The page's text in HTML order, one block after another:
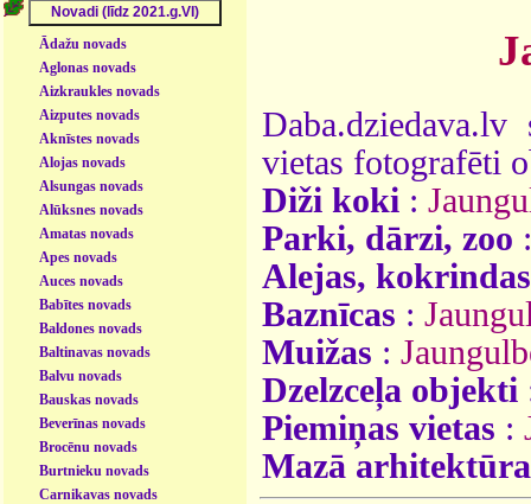
Ādažu novads
Aglonas novads
Aizkraukles novads
Aizputes novads
Aknīstes novads
Alojas novads
Alsungas novads
Alūksnes novads
Amatas novads
Apes novads
Auces novads
Babītes novads
Baldones novads
Baltinavas novads
Balvu novads
Bauskas novads
Beverīnas novads
Brocēnu novads
Burtnieku novads
Carnikavas novads
vietas fotografēti
Diži koki :
Parki, dārzi, zoo
Alejas, kokrindas
Baznīcas :
Muižas :
Dzelzceļa objekti
Piemiņas vietas :
Mazā arhitektūra